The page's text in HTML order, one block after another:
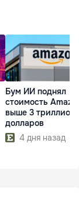
Бум ИИ поднял
стоимость
выше 3
долларов
4 дня назад